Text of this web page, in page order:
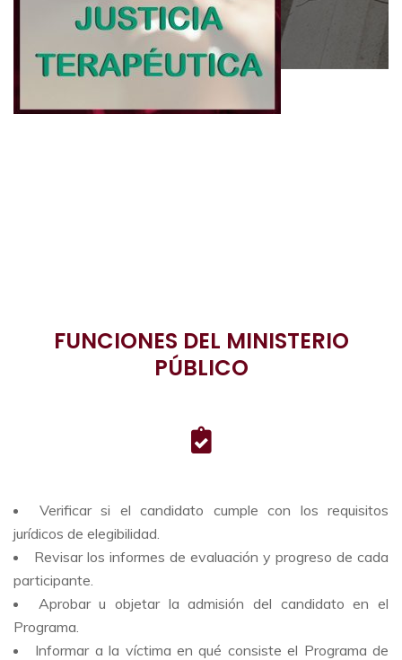
FUNCIONES DEL MINISTERIO
PÚBLICO
Verificar si el candidato cumple con los requisitos
jurídicos de elegibilidad.
Revisar los informes de evaluación y progreso de cada
participante.
Aprobar u objetar la admisión del candidato en el
Programa.
Informar a la víctima en qué consiste el Programa de